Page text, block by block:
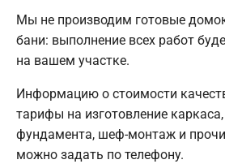
Мы не производим готовые
бани: выполнение всех работ
на вашем участке.
Информацию о стоимости
тарифы на изготовление
фундамента, шеф-монтаж и
можно задать по телефону.